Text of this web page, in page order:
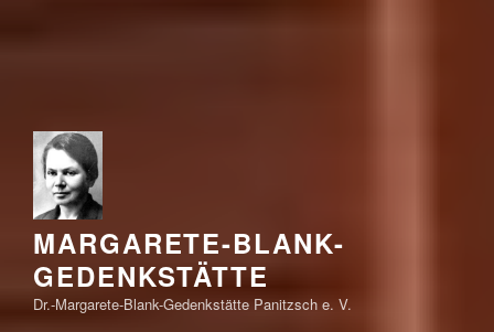
MARGARETE-BLANK-
GEDENKSTÄTTE
Dr.-Margarete-Blank-Gedenkstätte Panitzsch e. V.